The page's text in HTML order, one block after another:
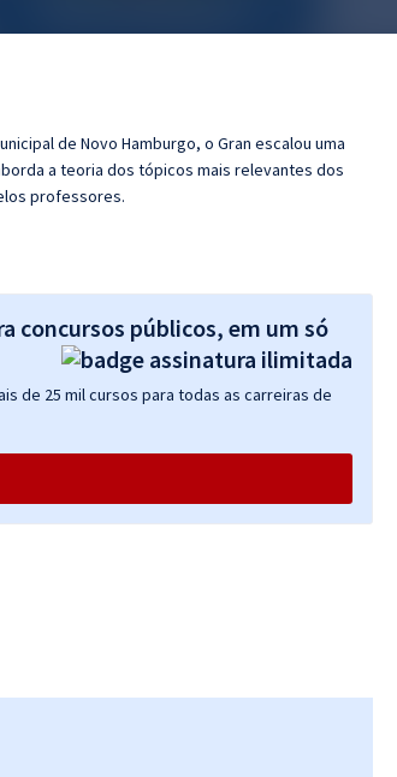
de Novo Hamburgo, o Gran escalou uma
a teoria dos tópicos mais relevantes dos
professores.
concursos públicos, em um só
de 25 mil cursos para todas as carreiras de